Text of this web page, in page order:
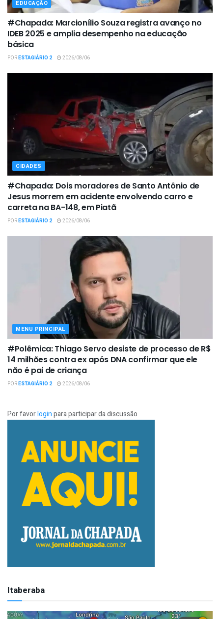
EDUCAÇÃO
#Chapada: Marcionílio Souza registra avanço no
IDEB 2025 e amplia desempenho na educação
básica
PORESTAGIÁRIO 2 2026/08/06
CIDADES
#Chapada: Dois moradores de Santo Antônio de
Jesus morrem em acidente envolvendo carro e
carreta na BA-148, em Piatã
PORESTAGIÁRIO 2 2026/08/06
MENU PRINCIPAL
#Polêmica: Thiago Servo desiste de processo de R$
14 milhões contra ex após DNA confirmar que ele
não é pai de criança
PORESTAGIÁRIO 2 2026/08/06
Por favorloginpara participar da discussão
Itaberaba